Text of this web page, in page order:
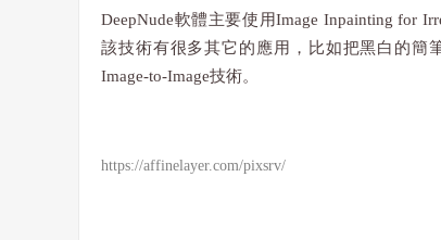
DeepNude軟體主要使用Image Inpainting for
該技術有很多其它的應用，比如把黑白的簡
Image-to-Image技術。
https://affinelayer.com/pixsrv/